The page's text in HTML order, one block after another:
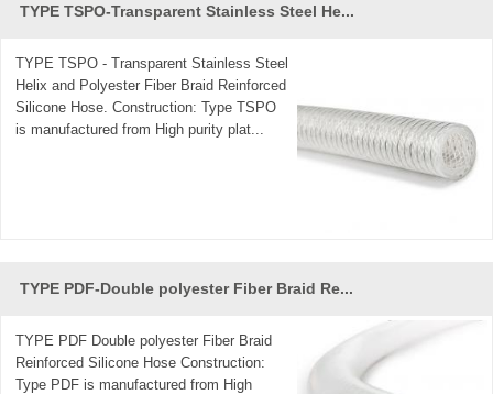
TYPE TSPO-Transparent Stainless Steel He...
TYPE TSPO - Transparent Stainless Steel
Helix and Polyester Fiber Braid Reinforced
Silicone Hose. Construction: Type TSPO
is manufactured from High purity plat...
TYPE PDF-Double polyester Fiber Braid Re...
TYPE PDF Double polyester Fiber Braid
Reinforced Silicone Hose Construction:
Type PDF is manufactured from High